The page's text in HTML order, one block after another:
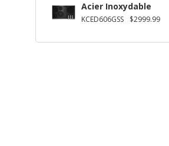
Acier Inoxydable
KCED606GSS $2999.99